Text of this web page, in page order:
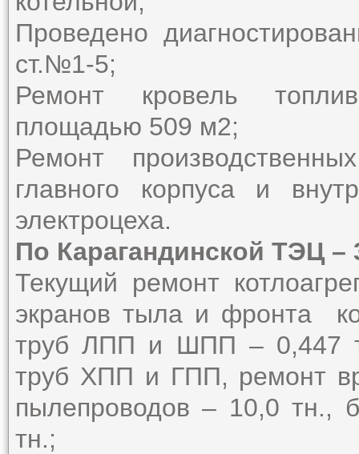
Проведено
ст.№1-5;
Ремонт кровель
площадью 509 м2;
Ремонт
главного корпуса и
электроцеха.
По Карагандинской ТЭЦ –
Текущий ремонт
экранов тыла и фронта
труб ЛПП и ШПП – 0,447
труб ХПП и ГПП, ремонт
пылепроводов – 10,0 тн.,
тн.;